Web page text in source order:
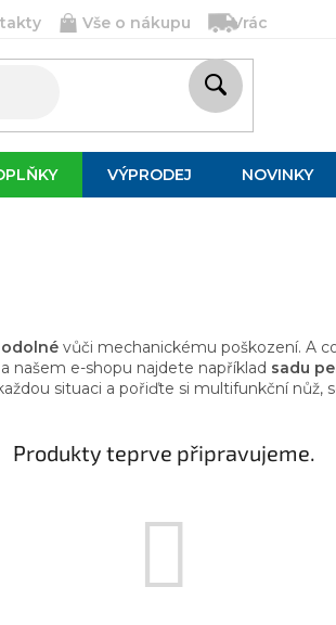
Vše o nákupu Vrácení,
VÝPRODEJ NOVINKY
odolné vůči mechanickému poškození. A
našem e-shopu najdete například sadu
situaci a pořiďte si multifunkční nůž,
Produkty teprve připravujeme.